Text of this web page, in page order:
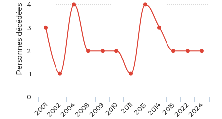
Personnes décédées
200120022004200820092010 201120132014201520222024
0
1
2
3
4